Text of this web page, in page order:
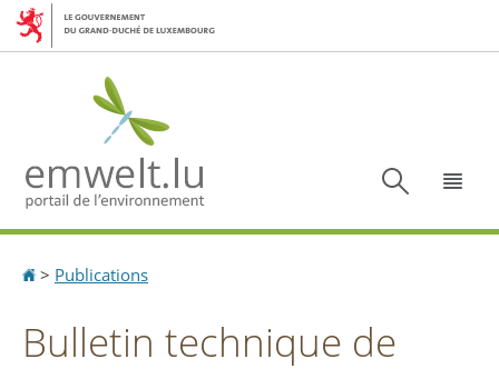
Aller
Aller
Accueil
> Publications
Bulletin technique de